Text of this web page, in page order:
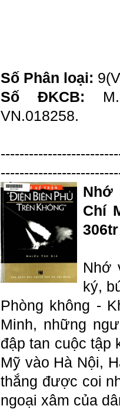
Số Phân loại:
Số ĐKCB:
VN.018258.
Nhớ
Chí
Nhớ
ký,
Phòng không -
Minh, những
đập tan cuộc tập
Mỹ vào Hà Nội,
thắng được coi
ngoại xâm của